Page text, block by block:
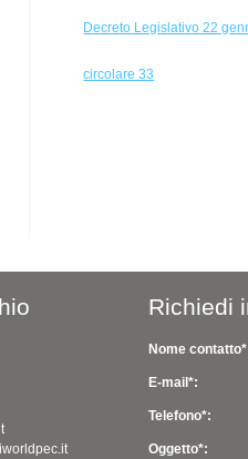
Decreto Legislativo 22
circolare 33
Richiedi
Nome
E-mail*:
Telefono*:
Oggetto*: